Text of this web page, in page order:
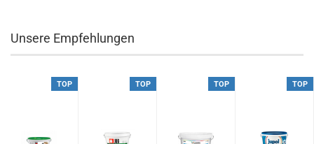
Unsere Empfehlungen
TOP TOP TOP TOP